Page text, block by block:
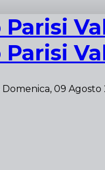
Domenica, 09 Agosto